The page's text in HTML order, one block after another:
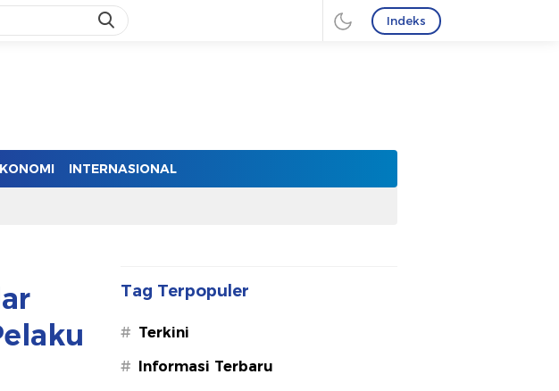
Indeks
INTERNASIONAL
Tag Terpopuler
# Terkini
# Informasi Terbaru